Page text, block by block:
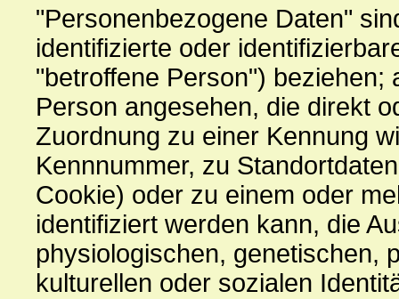
"Personenbezogene Daten"
identifizierte oder
"betroffene Person") beziehen;
Person angesehen, die direkt
Zuordnung zu einer Kennung
Kennnummer, zu
Cookie) oder zu einem oder
identifiziert werden kann, die
physiologischen, genetischen,
kulturellen oder sozialen